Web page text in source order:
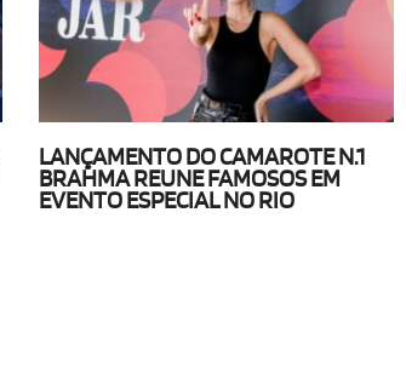
LANÇAMENTO DO CAMAROTE N.1
BRAHMA REUNE FAMOSOS EM
EVENTO ESPECIAL NO RIO